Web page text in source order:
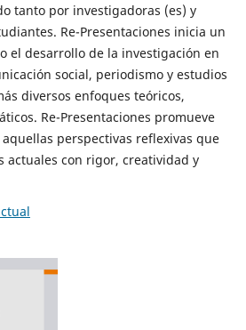
tanto por investigadoras (es) y
Re-Presentaciones inicia un
el desarrollo de la investigación en
social, periodismo y estudios
diversos enfoques teóricos,
Re-Presentaciones promueve
perspectivas reflexivas que
actuales con rigor, creatividad y